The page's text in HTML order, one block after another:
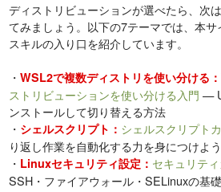
ディストリビューションが選べたら、次
てみましょう。以下の7テーマでは、本
スキルの入り口を紹介しています。
・WSL2で複数ディストリを使い分ける：
ストリビューションを使い分ける入門 —
ンストールして切り替える方法
・ シェルスクリプト： シェルスクリプト
り返し作業を自動化する力を身につけよう
・ Linuxセキュリティ設定： セキュリテ
SSH・ファイアウォール・SELinuxの基礎